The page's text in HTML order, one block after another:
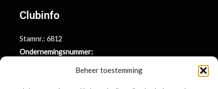
Beheer toestemming
Clubinfo
Stamnr.: 6812
Ondernemingsnummer: